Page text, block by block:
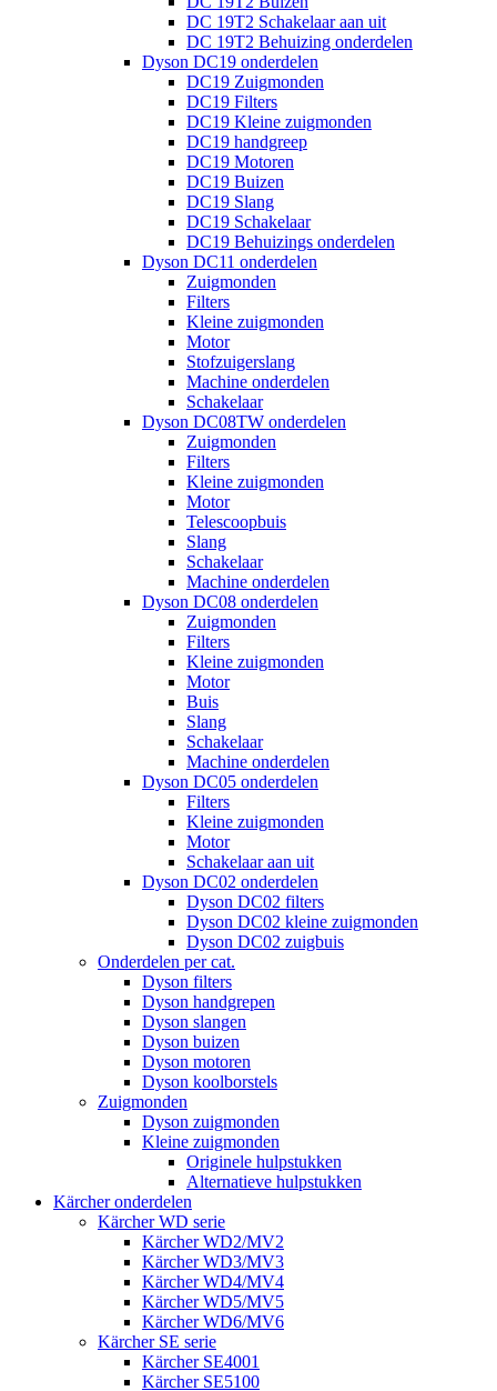
DC 19T2 Schakelaar aan uit
DC 19T2 Behuizing onderdelen
Dyson DC19 onderdelen
DC19 Zuigmonden
DC19 Filters
DC19 Kleine zuigmonden
DC19 handgreep
DC19 Motoren
DC19 Buizen
DC19 Slang
DC19 Schakelaar
DC19 Behuizings onderdelen
Dyson DC11 onderdelen
Zuigmonden
Filters
Kleine zuigmonden
Motor
Stofzuigerslang
Machine onderdelen
Schakelaar
Dyson DC08TW onderdelen
Zuigmonden
Filters
Kleine zuigmonden
Motor
Telescoopbuis
Slang
Schakelaar
Machine onderdelen
Dyson DC08 onderdelen
Zuigmonden
Filters
Kleine zuigmonden
Motor
Buis
Slang
Schakelaar
Machine onderdelen
Dyson DC05 onderdelen
Filters
Kleine zuigmonden
Motor
Schakelaar aan uit
Dyson DC02 onderdelen
Dyson DC02 filters
Dyson DC02 kleine zuigmonden
Dyson DC02 zuigbuis
Onderdelen per cat.
Dyson filters
Dyson handgrepen
Dyson slangen
Dyson buizen
Dyson motoren
Dyson koolborstels
Zuigmonden
Dyson zuigmonden
Kleine zuigmonden
Originele hulpstukken
Alternatieve hulpstukken
Kärcher onderdelen
Kärcher WD serie
Kärcher WD2/MV2
Kärcher WD3/MV3
Kärcher WD4/MV4
Kärcher WD5/MV5
Kärcher WD6/MV6
Kärcher SE serie
Kärcher SE4001
Kärcher SE5100